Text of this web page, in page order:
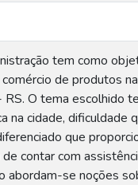
tem como
de produtos
O tema escolhido
cidade, dificuldade
que
contar com
abordam-se noções